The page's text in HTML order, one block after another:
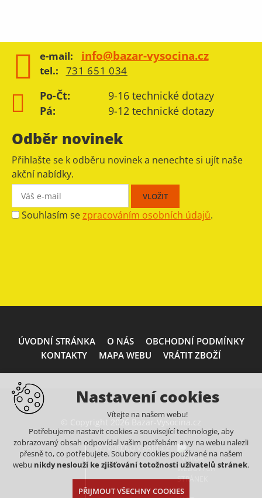
e-mail: info@bazar-vysocina.cz
tel.: 731 651 034
Po-Čt:
9-16 technické dotazy
Pá:
9-12 technické dotazy
Odběr novinek
Přihlašte se k odběru novinek a nenechte si ujít naše
akční nabídky.
Souhlasím sezpracováním osobních údajů.
ÚVODNÍ STRÁNKA O NÁS
OBCHODNÍ PODMÍNKY
KONTAKTY
MAPA WEBU VRÁTIT ZBOŽÍ
© Copyright 2026 Bazar-Vysocina.cz
VYTVOŘENO V XART.CZ
Nastavení cookies
Vítejte na našem webu!
Potřebujeme nastavit cookies a související technologie, aby
zobrazovaný obsah odpovídal vašim potřebám a vy na webu nalezli
přesně to, co potřebujete. Soubory cookies používané na našem
webu nikdy neslouží ke zjišťování totožnosti uživatelů stránek.
PŘIJMOUT VŠECHNY COOKIES